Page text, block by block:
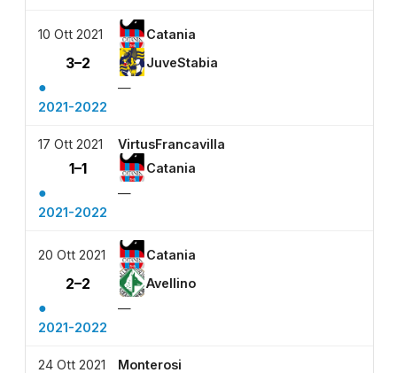
10 Ott 2021 Catania
3–2 JuveStabia
●
—
2021-2022
17 Ott 2021 VirtusFrancavilla
1–1 Catania
●
—
2021-2022
20 Ott 2021 Catania
2–2 Avellino
●
—
2021-2022
24 Ott 2021 Monterosi